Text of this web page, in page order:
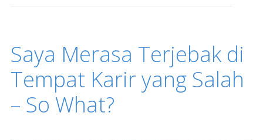
Saya Merasa Terjebak di
Tempat Karir yang Salah
– So What?